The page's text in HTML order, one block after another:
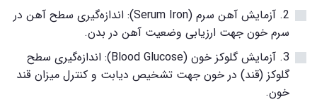
2. آزمایش آهن سرم (Serum Iron): اندازه‌گیری سطح آهن در
سرم خون جهت ارزیابی وضعیت آهن در بدن.
3. آزمایش گلوکز خون (Blood Glucose): اندازه‌گیری سطح
گلوکز (قند) در خون جهت تشخیص دیابت و کنترل میزان قند
خون.